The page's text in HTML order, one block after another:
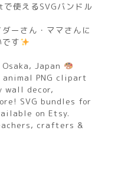
使えるSVGバンドル
ーさん・ママさんに
す
Japan
PNG clipart
decor,
SVG bundles for
on Etsy.
crafters &